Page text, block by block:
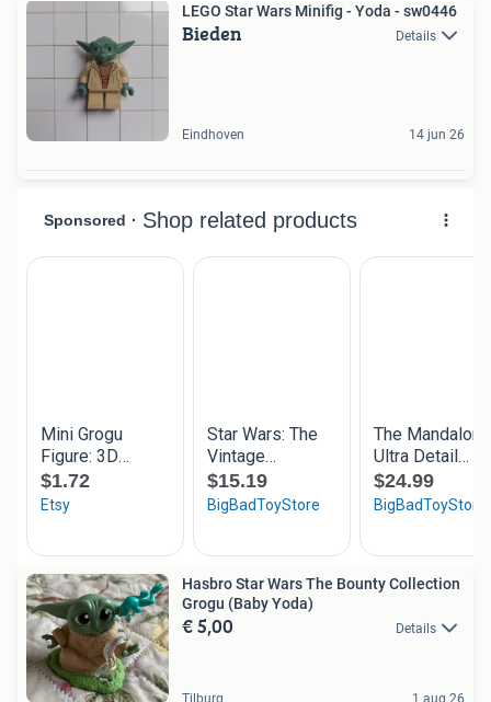
LEGO Star Wars Minifig - Yoda - sw0446
Bieden Details
Eindhoven 14 jun 26
Hasbro Star Wars The Bounty Collection
Grogu (Baby Yoda)
€ 5,00 Details
Tilburg 1 aug 26